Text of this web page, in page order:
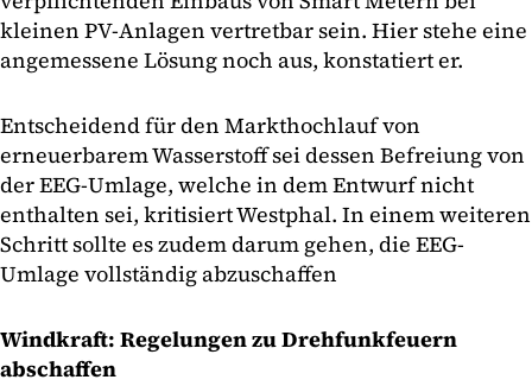
kleinen PV-Anlagen vertretbar sein. Hier stehe eine
angemessene Lösung noch aus, konstatiert er.
Entscheidend für den Markthochlauf von
erneuerbarem Wasserstoff sei dessen Befreiung von
der EEG-Umlage, welche in dem Entwurf nicht
enthalten sei, kritisiert Westphal. In einem weiteren
Schritt sollte es zudem darum gehen, die EEG-
Umlage vollständig abzuschaffen
Windkraft: Regelungen zu Drehfunkfeuern
abschaffen